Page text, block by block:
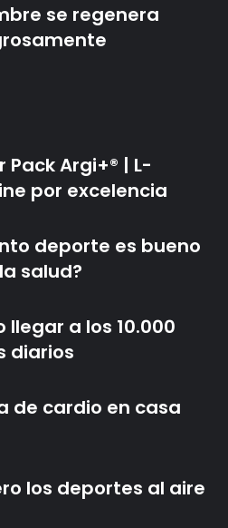
se regenera
Pack Argi+® | L-
por excelencia
deporte es bueno
salud?
llegar a los 10.000
diarios
de cardio en casa
los deportes al aire